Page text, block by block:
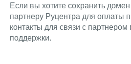
Если вы хотите сохранить
партнеру Руцентра для оплаты
контакты для связи с
поддержки.